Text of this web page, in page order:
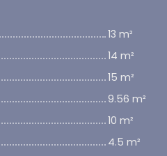
13 m²
14 m²
15 m²
9.56 m²
10 m²
4.5 m²